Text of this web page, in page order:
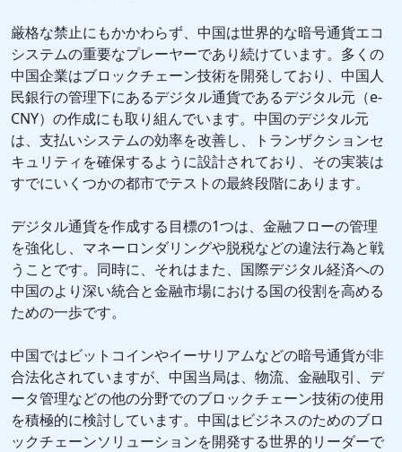
厳格な禁止にもかかわらず、中国は世界的な暗号通貨エコ
システムの重要なプレーヤーであり続けています。多くの
中国企業はブロックチェーン技術を開発しており、中国人
民銀行の管理下にあるデジタル通貨であるデジタル元（e-
CNY）の作成にも取り組んでいます。中国のデジタル元
は、支払いシステムの効率を改善し、トランザクションセ
キュリティを確保するように設計されており、その実装は
すでにいくつかの都市でテストの最終段階にあります。
デジタル通貨を作成する目標の1つは、金融フローの管理
を強化し、マネーロンダリングや脱税などの違法行為と戦
うことです。同時に、それはまた、国際デジタル経済への
中国のより深い統合と金融市場における国の役割を高める
ための一歩です。
中国ではビットコインやイーサリアムなどの暗号通貨が非
合法化されていますが、中国当局は、物流、金融取引、デ
ータ管理などの他の分野でのブロックチェーン技術の使用
を積極的に検討しています。中国はビジネスのためのブロ
ックチェーンソリューションを開発する世界的リーダーで